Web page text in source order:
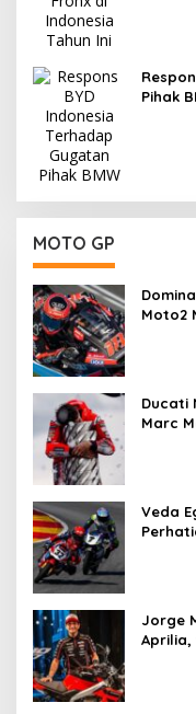
Pihak
MOTO GP
Moto2
Ducati
Marc
Veda
Jorge
Aprilia,